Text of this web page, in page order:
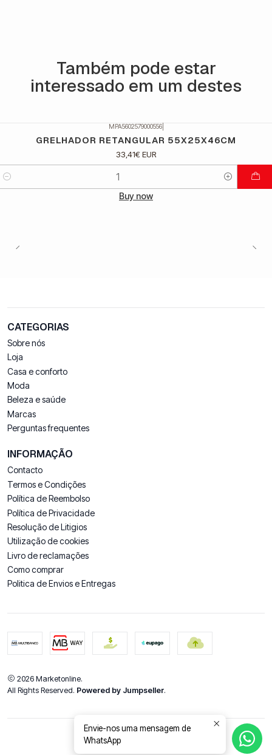
Também pode estar
interessado em um destes
MPA5602579000556|
GRELHADOR RETANGULAR 55X25X46CM
33,41€ EUR
Buy now
CATEGORIAS
Sobre nós
Loja
Casa e conforto
Moda
Beleza e saúde
Marcas
Perguntas frequentes
INFORMAÇÃO
Contacto
Termos e Condições
Política de Reembolso
Política de Privacidade
Resolução de Litigios
Utilização de cookies
Livro de reclamações
Como comprar
Politica de Envios e Entregas
2026 Marketonline.
All Rights Reserved. Powered by Jumpseller.
DE VOLTA AO TOPO
Envie-nos uma mensagem de
WhatsApp